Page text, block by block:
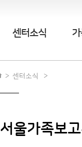
센터소식
센터소식
[서울가족보